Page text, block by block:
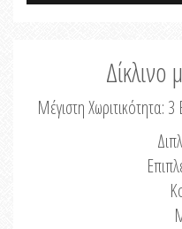
Μέγιστη Χωριτικότητα: